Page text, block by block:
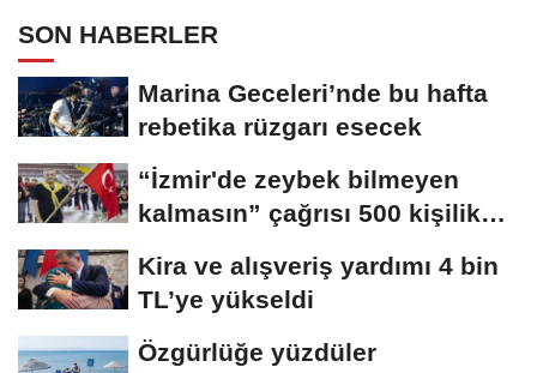
SON HABERLER
Marina Geceleri’nde bu hafta
rebetika rüzgarı esecek
“İzmir'de zeybek bilmeyen
kalmasın” çağrısı 500 kişilik
Kira ve alışveriş yardımı 4 bin
TL’ye yükseldi
Özgürlüğe yüzdüler